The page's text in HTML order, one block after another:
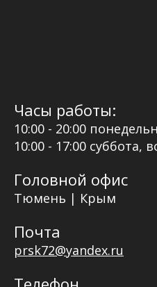
Часы работы:
10:00 - 20:00
10:00 - 17:00 суббота,
Головной офис
Тюмень | Крым
Почта
prsk72@yandex.ru